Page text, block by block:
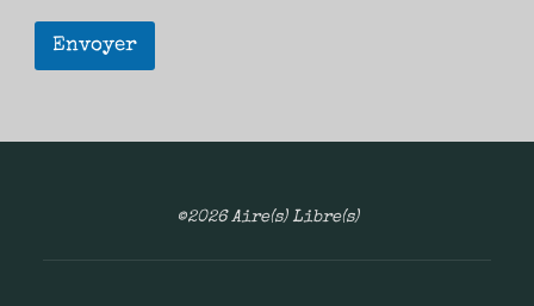
Envoyer
©2026 Aire(s) Libre(s)